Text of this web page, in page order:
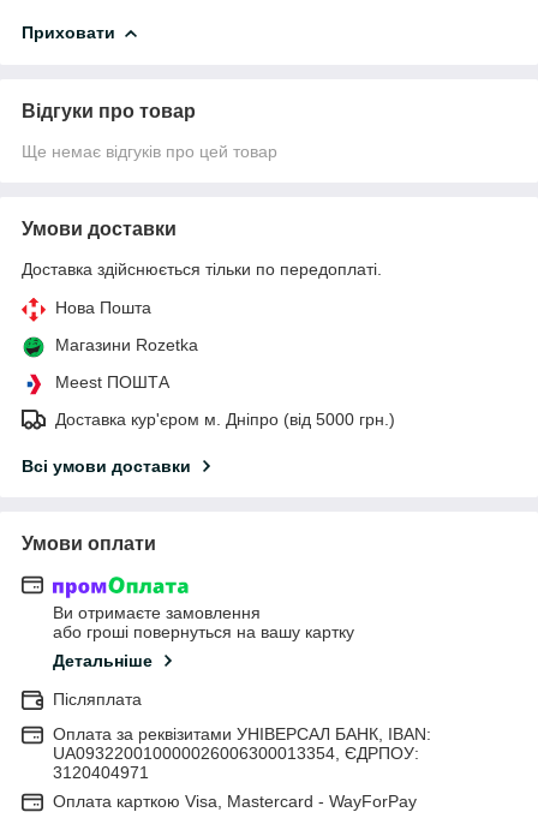
Приховати
Відгуки про товар
Ще немає відгуків про цей товар
Умови доставки
Доставка здійснюється тільки по передоплаті.
Нова Пошта
Магазини Rozetka
Meest ПОШТА
Доставка кур'єром м. Дніпро (від 5000 грн.)
Всі умови доставки
Умови оплати
Ви отримаєте замовлення
або гроші повернуться на вашу картку
Детальніше
Післяплата
Оплата за реквізитами УНІВЕРСАЛ БАНК, IBAN:
UA093220010000026006300013354, ЄДРПОУ:
3120404971
Оплата карткою Visa, Mastercard - WayForPay